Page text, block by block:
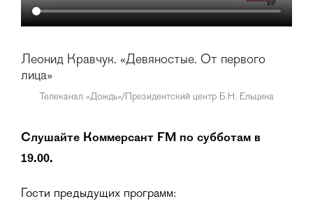
Леонид Кравчук. «Девяностые. От первого
лица»
Телеканал «Дождь»/Президентский центр Б.Н. Ельцина
Слушайте Коммерсант FM по субботам в
19.00.
Гости предыдущих программ: